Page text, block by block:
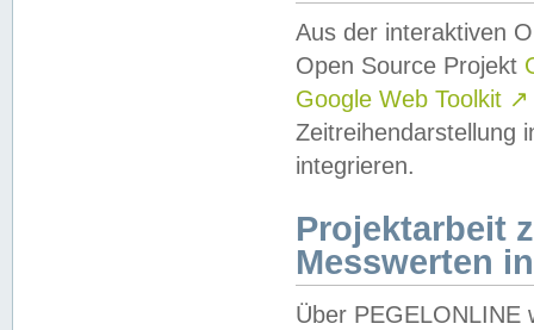
Aus der interaktiven
Open Source Projekt
Google Web Toolkit ↗
Zeitreihendarstellung
integrieren.
Projektarbeit
Messwerten
Über PEGELONLINE